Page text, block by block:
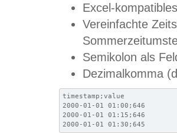
Excel-
Vereinfachte
Semikolon als
Dezimalkomma
timestamp;value
2000-01-01 01:00;646
2000-01-01 01:15;646
2000-01-01 01:30;645